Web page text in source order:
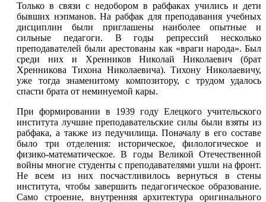
Только в связи с недобором в рабфаках учились и дети
бывших нэпманов. На рабфак для преподавания учебных
дисциплин были приглашены наиболее опытные и
сильные педагоги. В годы репрессий несколько
преподавателей были арестованы как «враги народа». Был
среди них и Хренников Николай Николаевич (брат
Хренниковa Тихона Николаевича). Тихону Николаевичу,
уже тогда знаменитому композитору, с трудом удалось
спасти брата от неминуемой кары.
При формировании в 1939 году Елецкого учительского
института лучшие преподавательские силы были взяты из
рабфака, а также из педучилища. Поначалу в его составе
было три отделения: историческое, филологическое и
физико-математическое. В годы Великой Отечественной
войны многие студенты с преподавателями ушли на фронт.
Не всем из них посчастливилось вернуться в стены
института, чтобы завершить педагогическое образование.
Само строение, внутренняя архитектура оригинального